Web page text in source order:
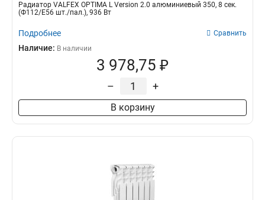
Радиатор VALFEX OPTIMA L Version 2.0 алюминиевый 350, 8 сек.
(Ф112/Е56 шт./пал.), 936 Вт
Подробнее Сравнить
Наличие: В наличии
3 978,75 ₽
– +
В корзину